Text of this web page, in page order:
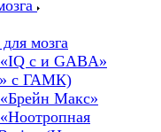
мозга
с и GABA»
с ГАМК)
Макс»